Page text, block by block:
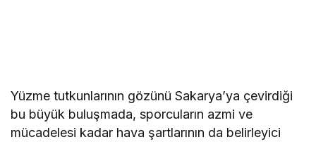
Yüzme tutkunlarının gözünü Sakarya’ya çevirdiği
bu büyük buluşmada, sporcuların azmi ve
mücadelesi kadar hava şartlarının da belirleyici